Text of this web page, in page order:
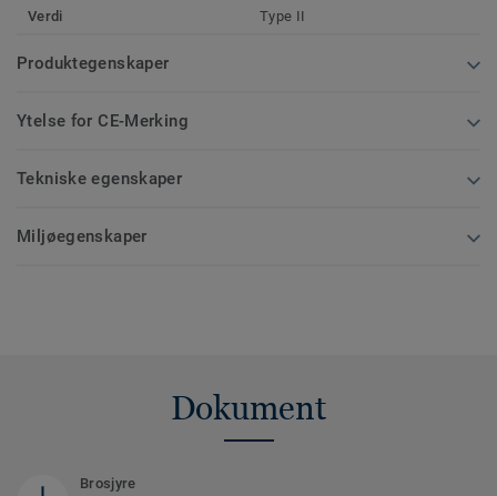
Verdi Type II
Produktegenskaper
Ytelse for CE-Merking
Tekniske egenskaper
Miljøegenskaper
Dokument
Brosjyre